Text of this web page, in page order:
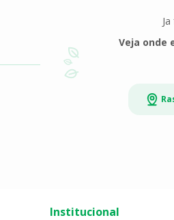
Veja onde
Institucional